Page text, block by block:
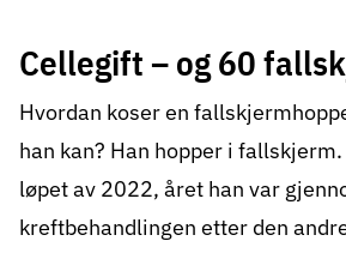
Cellegift – og 60
Hvordan koser en
han kan? Han hopper i
løpet av 2022, året han var
kreftbehandlingen etter den